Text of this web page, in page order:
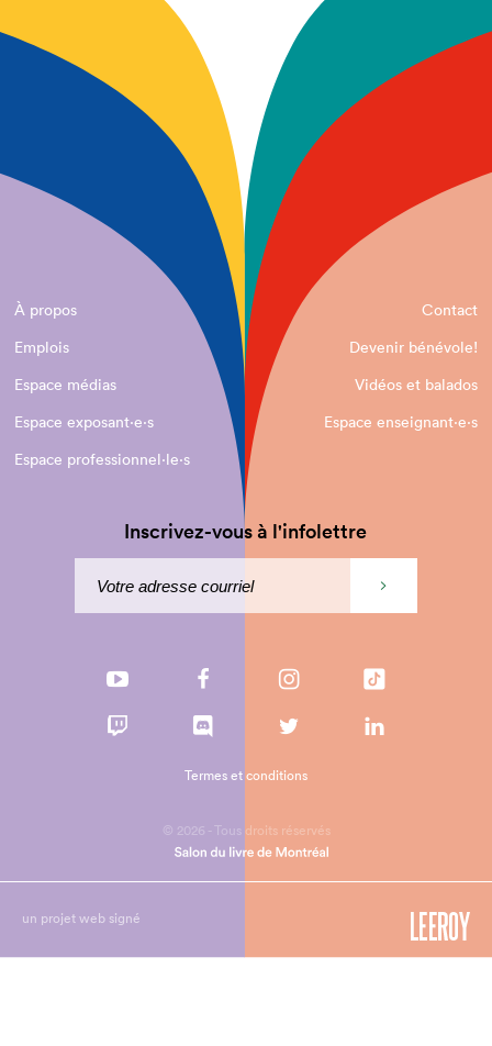
À propos
Contact
Emplois
Devenir bénévole!
Espace médias
Vidéos et balados
Espace exposant·e⋅s
Espace enseignant·e⋅s
Espace professionnel·le⋅s
Inscrivez-vous à l'infolettre
© 2026 - Tous droits réservés
Termes et conditions
un projet web signé